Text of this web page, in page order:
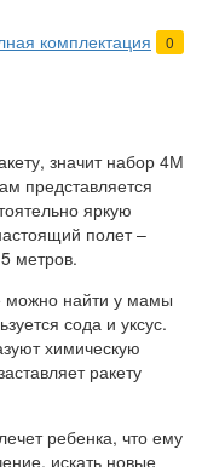
комплектация 0
значит набор 4М
представляется
яркую
полет –
метров.
можно найти у мамы
сода и уксус.
химическую
ракету
ребенка, что ему
искать новые